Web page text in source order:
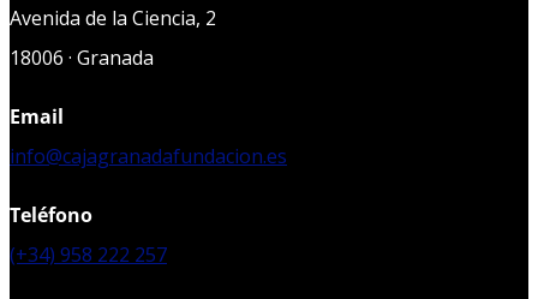
Avenida de la Ciencia, 2
18006 · Granada
Email
info@cajagranadafundacion.es
Teléfono
(+34) 958 222 257